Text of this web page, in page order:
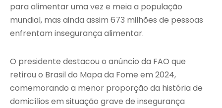
para alimentar uma vez e meia a população
mundial, mas ainda assim 673 milhões de pessoas
enfrentam insegurança alimentar.
O presidente destacou o anúncio da FAO que
retirou o Brasil do Mapa da Fome em 2024,
comemorando a menor proporção da história de
domicílios em situação grave de insegurança